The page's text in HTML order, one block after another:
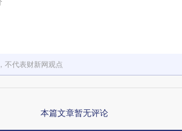
不代表财新网观点
本篇文章暂无评论